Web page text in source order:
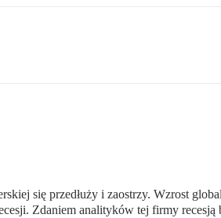
się przedłuży i zaostrzy. Wzrost
Zdaniem analityków tej firmy recesją